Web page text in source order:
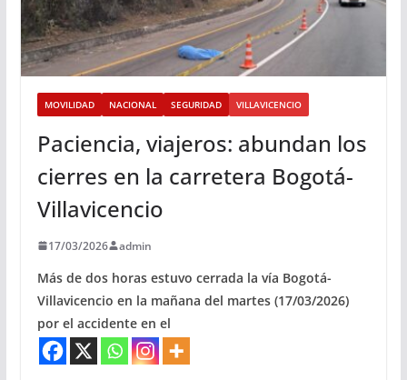
MOVILIDAD NACIONAL SEGURIDAD VILLAVICENCIO
Paciencia, viajeros: abundan los
cierres en la carretera Bogotá-
Villavicencio
17/03/2026 admin
Más de dos horas estuvo cerrada la vía Bogotá-
Villavicencio en la mañana del martes (17/03/2026)
por el accidente en el